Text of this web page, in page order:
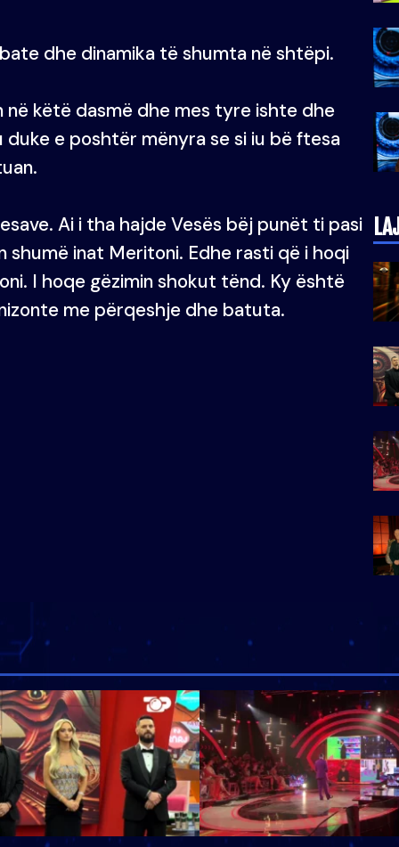
dhe dinamika të shumta në shtëpi.
në këtë dasmë dhe mes tyre ishte dhe
duke e poshtër mënyra se si iu bë ftesa
Ai i tha hajde Vesës bëj punët ti pasi
inat Meritoni. Edhe rasti që i hoqi
I hoqe gëzimin shokut tënd. Ky është
me përqeshje dhe batuta.